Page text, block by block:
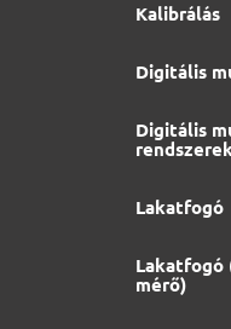
Kalibrálás
Digitális
Digitális
Lakatfogó
Lakatfogó
mérő)